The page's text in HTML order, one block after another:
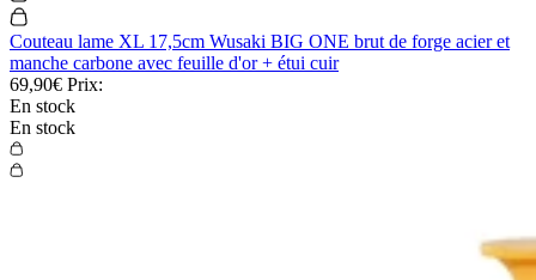
Couteau lame XL 17,5cm Wusaki BIG ONE brut de forge acier et
manche carbone avec feuille d'or + étui cuir
69,90€ Prix:
En stock
En stock